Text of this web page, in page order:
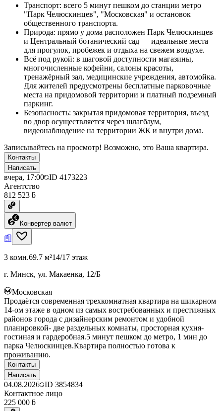
Транспорт: всего 5 минут пешком до станции метро
"Парк Челюскинцев", "Московская" и остановок
общественного транспорта.
Природа: прямо у дома расположен Парк Челюскинцев
и Центральный ботанический сад — идеальные места
для прогулок, пробежек и отдыха на свежем воздухе.
Всё под рукой: в шаговой доступности магазины,
многочисленные кофейни, салоны красоты,
тренажёрный зал, медицинские учреждения, автомойка.
Для жителей предусмотрены бесплатные парковочные
места на придомовой территории и платный подземный
паркинг.
Безопасность: закрытая придомовая территория, въезд
во двор осуществляется через шлагбаум,
видеонаблюдение на территории ЖК и внутри дома.
Записывайтесь на просмотр! Возможно, это Ваша квартира.
Контакты
Написать
вчера, 17:00 ID 4173223
Агентство
812 523 ƃ
Конвертер валют
3 комн.69.7 м²14/17 этаж
г. Минск, ул. Макаенка, 12/Б
Московская
Продаётся современная трехкомнатная квартира на шикарном
14-ом этаже в одном из самых востребованных и престижных
районов города с дизайнерским ремонтом и удобной
планировкой- две раздельных комнаты, просторная кухня-
гостиная и гардеробная.5 минут пешком до метро, 1 мин до
парка Челюскинцев.Квартира полностью готова к
проживанию.
Контакты
Написать
04.08.2026 ID 3854834
Контактное лицо
225 000 ƃ